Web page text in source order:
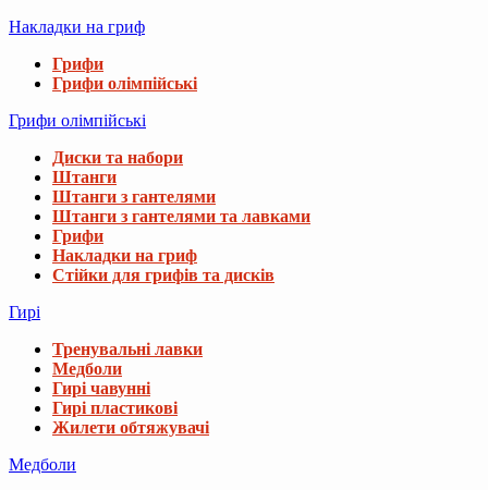
Накладки на гриф
Грифи
Грифи олімпійські
Грифи олімпійські
Диски та набори
Штанги
Штанги з гантелями
Штанги з гантелями та лавками
Грифи
Накладки на гриф
Стійки для грифів та дисків
Гирі
Тренувальні лавки
Медболи
Гирі чавунні
Гирі пластикові
Жилети обтяжувачі
Медболи